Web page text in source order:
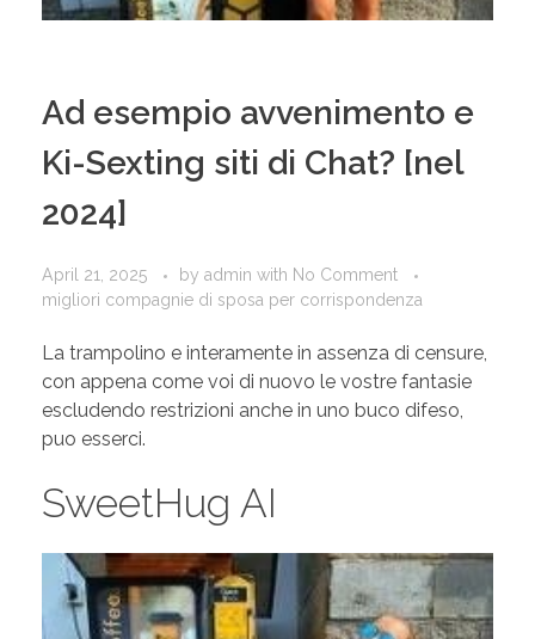
Ad esempio avvenimento e
Ki-Sexting siti di Chat? [nel
2024]
April 21, 2025 by admin with No Comment
migliori compagnie di sposa per corrispondenza
La trampolino e interamente in assenza di censure,
con appena come voi di nuovo le vostre fantasie
escludendo restrizioni anche in uno buco difeso,
puo esserci.
SweetHug AI